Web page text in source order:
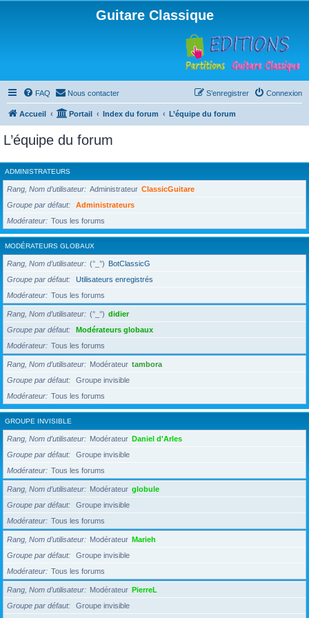
Guitare Classique
FAQ Nous contacter Connexion
S’enregistrer
Accueil Portail Index du forum L’équipe du forum
L’équipe du forum
ADMINISTRATEURS
Rang, Nom d’utilisateur Administrateur ClassicGuitare
Groupe par défaut
Administrateurs
Modérateur
Tous les forums
MODÉRATEURS GLOBAUX
Rang, Nom d’utilisateur (°_°) BotClassicG
Groupe par défaut
Utilisateurs enregistrés
Modérateur
Tous les forums
Rang, Nom d’utilisateur (°_°) didier
Groupe par défaut
Modérateurs globaux
Modérateur
Tous les forums
Rang, Nom d’utilisateur Modérateur tambora
Groupe par défaut
Groupe invisible
Modérateur
Tous les forums
GROUPE INVISIBLE
Rang, Nom d’utilisateur Modérateur Daniel d'Arles
Groupe par défaut
Groupe invisible
Modérateur
Tous les forums
Rang, Nom d’utilisateur Modérateur globule
Groupe par défaut
Groupe invisible
Modérateur
Tous les forums
Rang, Nom d’utilisateur Modérateur Marieh
Groupe par défaut
Groupe invisible
Modérateur
Tous les forums
Rang, Nom d’utilisateur Modérateur PierreL
Groupe par défaut
Groupe invisible